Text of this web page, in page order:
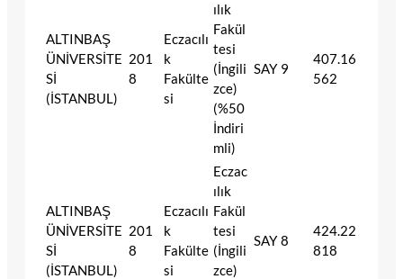
ALTINBAŞ
ÜNİVERSİTE
Sİ
(İSTANBUL)
201
8
Eczacılı
k
Fakülte
si
ılık
Fakül
tesi
(İngili
zce)
(%50
İndiri
mli)
SAY 9
407.16
562
ALTINBAŞ
ÜNİVERSİTE
Sİ
(İSTANBUL)
201
8
Eczacılı
k
Fakülte
si
Eczac
ılık
Fakül
tesi
(İngili
zce)
SAY 8
424.22
818